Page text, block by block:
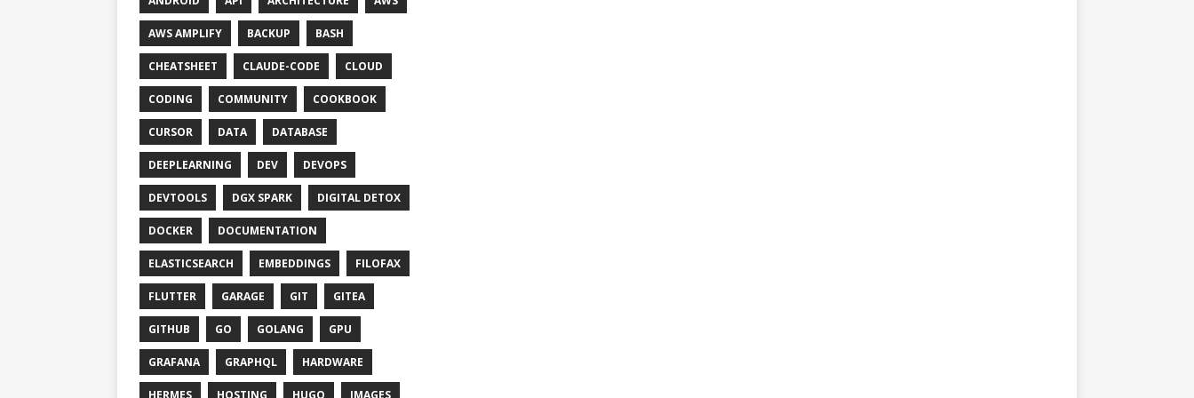
AWS AMPLIFY BACKUP BASH
CHEATSHEET CLAUDE-CODE CLOUD
CODING COMMUNITY COOKBOOK
CURSOR DATA DATABASE
DEEPLEARNING DEV DEVOPS
DEVTOOLS DGX SPARK DIGITAL DETOX
DOCKER DOCUMENTATION
ELASTICSEARCH EMBEDDINGS FILOFAX
FLUTTER GARAGE GIT GITEA
GITHUB GO GOLANG GPU
GRAFANA GRAPHQL HARDWARE
HERMES HOSTING HUGO IMAGES